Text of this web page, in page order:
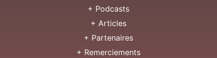
+ Podcasts
+ Articles
+ Partenaires
+ Remerciements